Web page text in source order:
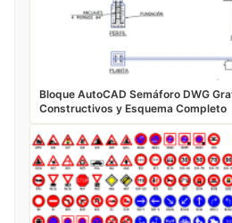
Bloque AutoCAD Semáforo DWG
Constructivos y Esquema Completo